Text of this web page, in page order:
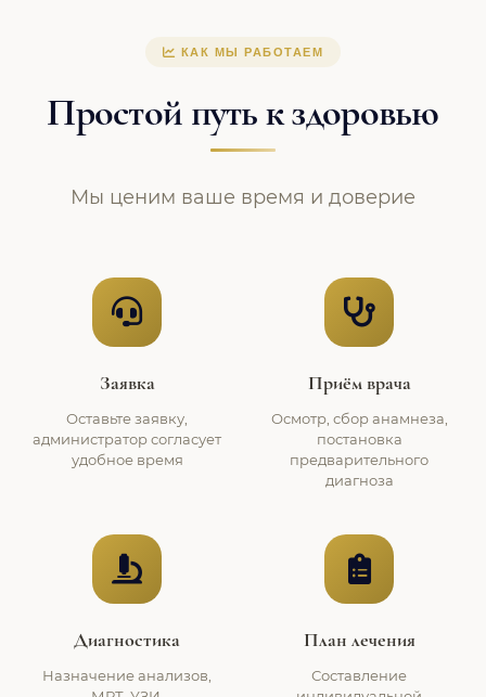
КАК МЫ РАБОТАЕМ
Простой путь к здоровью
Мы ценим ваше время и доверие
Заявка
Оставьте заявку,
администратор согласует
удобное время
Приём врача
Осмотр, сбор анамнеза,
постановка
предварительного
диагноза
Диагностика
Назначение анализов,
План лечения
Составление